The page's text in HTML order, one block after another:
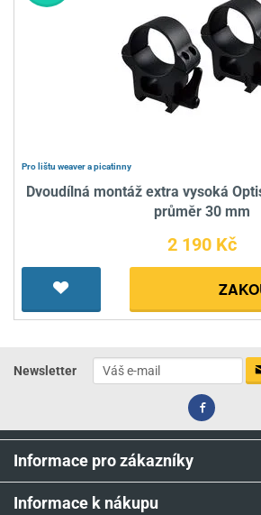
Pro lištu weaver a picatinny
Dvoudílná montáž extra vysoká
průměr 30 mm
2 190 Kč
Newsletter
Informace pro zákazníky
Informace k nákupu